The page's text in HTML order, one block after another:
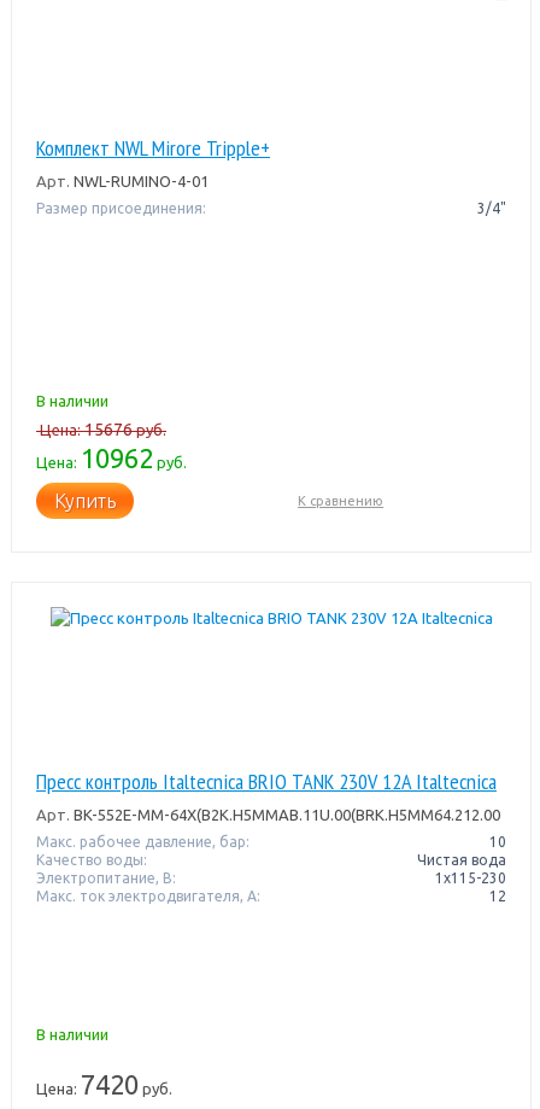
Комплект NWL Mirore Tripple+
Арт. NWL-RUMINO-4-01
Размер присоединения: 3/4"
В наличии
Цена:15676руб.
Цена: 10962 руб.
Купить К сравнению
Пресс контроль Italtecnica BRIO TANK 230V 12A Italtecnica
Арт. BK-552E-MM-64X(B2K.H5MMAB.11U.00(BRK.H5MM64.212.00
Макс. рабочее давление, бар:
10
Качество воды:
Чистая вода
Электропитание, В:
1x115-230
Макс. ток электродвигателя, А:
12
В наличии
Цена: 7420 руб.